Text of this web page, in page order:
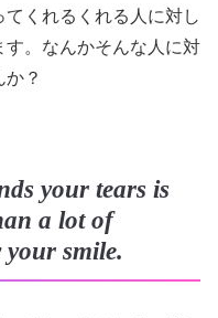
くれるくれる人に対し
。なんかそんな人に対
？
your tears is
a lot of
smile.